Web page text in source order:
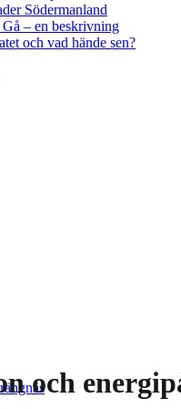
Södermanland
– en beskrivning
och vad hände sen?
och